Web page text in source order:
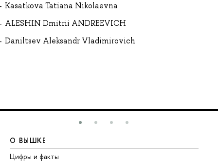
Kasatkova Tatiana Nikolaevna
ALESHIN Dmitrii ANDREEVICH
Daniltsev Aleksandr Vladimirovich
О ВЫШКЕ
Цифры и факты